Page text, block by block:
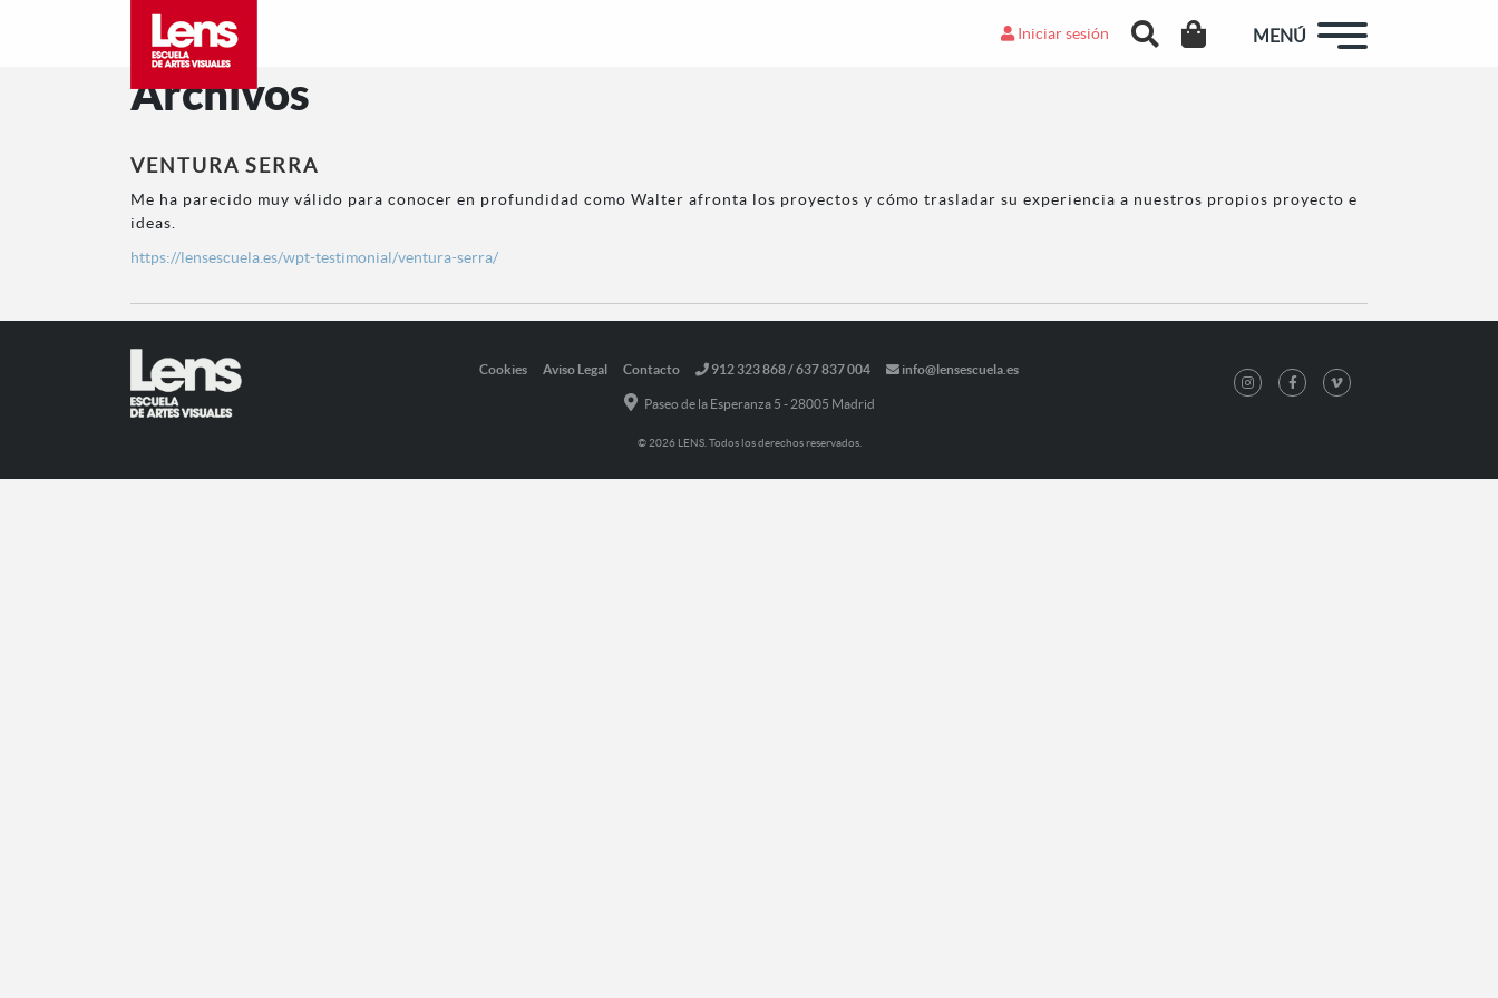
Iniciar sesión MENÚ
Archivos
VENTURA SERRA
Me ha parecido muy válido para conocer en profundidad como Walter afronta los proyectos y cómo trasladar su experiencia a nuestros propios proyecto e
ideas.
https://lensescuela.es/wpt-testimonial/ventura-serra/
Cookies Aviso Legal Contacto 912 323 868 / 637 837 004 info@lensescuela.es
Paseo de la Esperanza 5 - 28005 Madrid
© 2026 LENS. Todos los derechos reservados.